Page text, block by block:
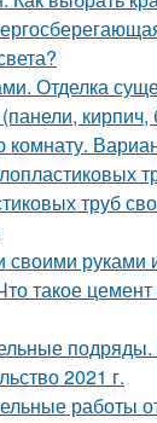
Отделка
кирпич,
комнату.
труб
руками
такое цемент
подряды.
2021 г.
работы